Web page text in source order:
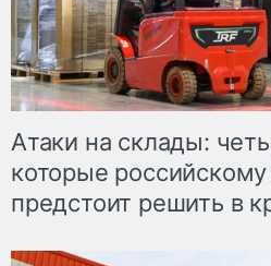
Атаки на склады:
которые
предстоит решить в